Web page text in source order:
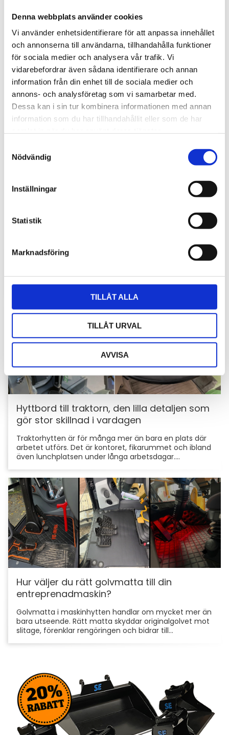
Denna webbplats använder cookies
Vi använder enhetsidentifierare för att anpassa innehållet
och annonserna till användarna, tillhandahålla funktioner
för sociala medier och analysera vår trafik. Vi
vidarebefordrar även sådana identifierare och annan
information från din enhet till de sociala medier och
annons- och analysföretag som vi samarbetar med.
Dessa kan i sin tur kombinera informationen med annan
information som du har tillhandahållit eller som de har
Nödvändig
Inställningar
Statistik
Marknadsföring
TILLÅT ALLA
TILLÅT URVAL
AVVISA
Tips och inspiration
Stöldskydd för entreprenadmaskiner: så
För entreprenörer är maskinerna hjärtat i
mot stölder och skador som kan orsaka kostsamma
avbrott....
Hyttbord till traktorn, den lilla detaljen som
gör stor skillnad i vardagen
Traktorhytten är för många mer än bara en plats där
arbetet utförs. Det är kontoret, fikarummet och ibland
även lunchplatsen under långa arbetsdagar....
Hur väljer du rätt golvmatta till din
entreprenadmaskin?
Golvmatta i maskinhytten handlar om mycket mer än
bara utseende. Rätt matta skyddar originalgolvet mot
slitage, förenklar rengöringen och bidrar till...